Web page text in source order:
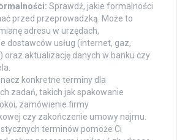
Sprawdź, jakie formalności
przed przeprowadzką. Może to
adresu w urzędach,
dostawców usług (internet, gaz,
oraz aktualizację danych w banku czy
konkretne terminy dla
zadań, takich jak spakowanie
zamówienie firmy
czy zakończenie umowy najmu.
terminów pomoże Ci